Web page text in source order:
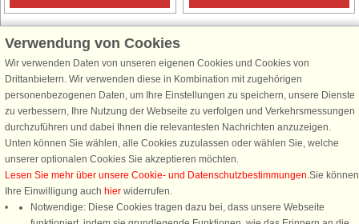
Schließen Sie sich 100.000 Ferienhaus-Fans an
Erhalten Sie einen Willkommensgutschein von 25 €für Ihren nächsten
Ferienhausurlaub - melden Sie sich einfach für den DanCenter Newsletter
an. Verpassen Sie nie wieder exklusive Angebote, Gewinnspiele und
Urlaubstipps!
Verwendung von Cookies
Wir verwenden Daten von unseren eigenen Cookies und Cookies von
Drittanbietern. Wir verwenden diese in Kombination mit zugehörigen
personenbezogenen Daten, um Ihre Einstellungen zu speichern, unsere Dienste
zu verbessern, Ihre Nutzung der Webseite zu verfolgen und Verkehrsmessungen
durchzuführen und dabei Ihnen die relevantesten Nachrichten anzuzeigen.
Unten können Sie wählen, alle Cookies zuzulassen oder wählen Sie, welche
unserer optionalen Cookies Sie akzeptieren möchten.
Lesen Sie mehr über unsere Cookie- und Datenschutzbestimmungen.Sie können
Ihre Einwilligung auch hier widerrufen.
Notwendige: Diese Cookies tragen dazu bei, dass unsere Webseite